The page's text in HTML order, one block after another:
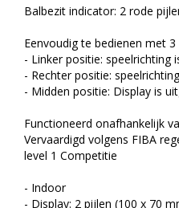
Balbezit indicator: 2 rode
Eenvoudig te bedienen met
- Linker positie: speelrichting
- Rechter positie:
- Midden positie: Display is
Functioneerd onafhankelijk
Vervaardigd volgens FIBA
level 1 Competitie
- Indoor
- Display: 2 pijlen (100 x 70